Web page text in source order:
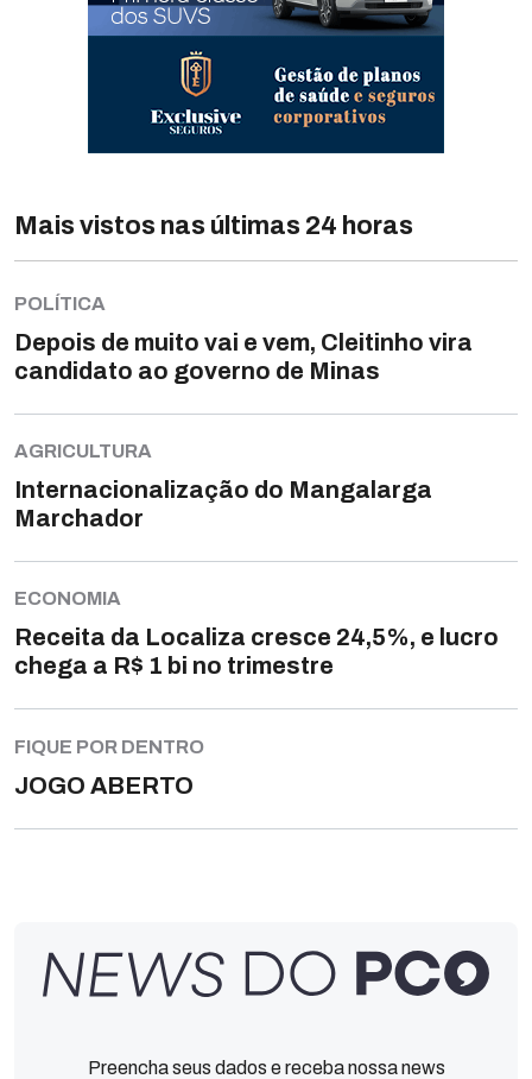
Mais vistos nas últimas 24 horas
POLÍTICA
Depois de muito vai e vem, Cleitinho vira
candidato ao governo de Minas
AGRICULTURA
Internacionalização do Mangalarga
Marchador
ECONOMIA
Receita da Localiza cresce 24,5%, e lucro
chega a R$ 1 bi no trimestre
FIQUE POR DENTRO
JOGO ABERTO
Preencha seus dados e receba nossa news